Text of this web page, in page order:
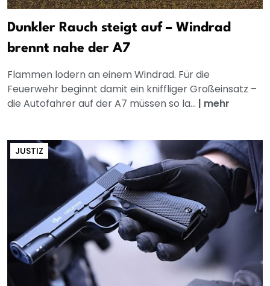
Dunkler Rauch steigt auf – Windrad
brennt nahe der A7
Flammen lodern an einem Windrad. Für die
Feuerwehr beginnt damit ein kniffliger Großeinsatz –
die Autofahrer auf der A7 müssen so la... | mehr
JUSTIZ